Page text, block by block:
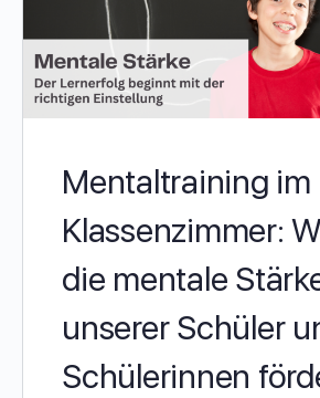
Mentaltraining im
Klassenzimmer:
die mentale
unserer Schüler
Schülerinnen